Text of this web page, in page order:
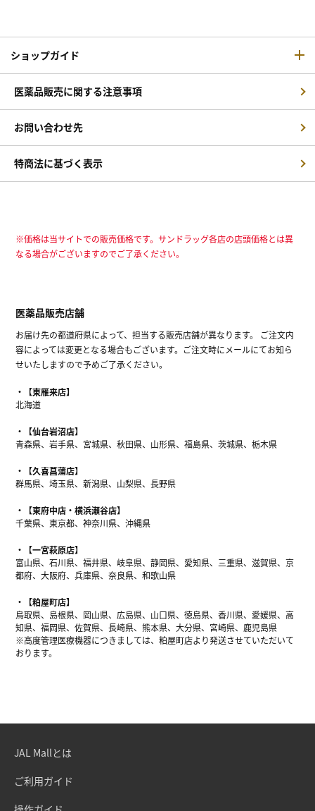
ショップガイド
医薬品販売に関する注意事項
お問い合わせ先
特商法に基づく表示
※価格は当サイトでの販売価格です。サンドラッグ各店の店頭価格とは異
なる場合がございますのでご了承ください。
医薬品販売店舗
お届け先の都道府県によって、担当する販売店舗が異なります。 ご注文内
容によっては変更となる場合もございます。ご注文時にメールにてお知ら
せいたしますので予めご了承ください。
【東雁来店】
北海道
【仙台岩沼店】
青森県、岩手県、宮城県、秋田県、山形県、福島県、茨城県、栃木県
【久喜菖蒲店】
群馬県、埼玉県、新潟県、山梨県、長野県
【東府中店・横浜瀬谷店】
千葉県、東京都、神奈川県、沖縄県
【一宮萩原店】
富山県、石川県、福井県、岐阜県、静岡県、愛知県、三重県、滋賀県、京
都府、大阪府、兵庫県、奈良県、和歌山県
【粕屋町店】
鳥取県、島根県、岡山県、広島県、山口県、徳島県、香川県、愛媛県、高
知県、福岡県、佐賀県、長崎県、熊本県、大分県、宮崎県、鹿児島県
※高度管理医療機器につきましては、粕屋町店より発送させていただいて
おります。
JAL Mallとは
ご利用ガイド